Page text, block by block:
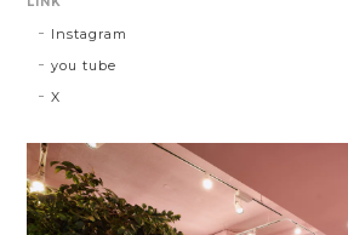
Instagram
you tube
X